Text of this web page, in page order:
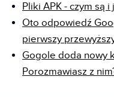
Pliki APK - czym są
Oto odpowiedź
pierwszy
Gogole doda nowy
Porozmawiasz z